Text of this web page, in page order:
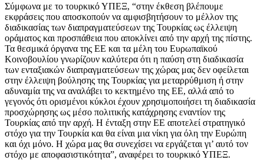
Σύμφωνα με το τουρκικό ΥΠΕΞ, “στην έκθεση βλέπουμε
εκφράσεις που αποσκοπούν να αμφισβητήσουν το μέλλον της
διαδικασίας των διαπραγματεύσεων της Τουρκίας ως έλλειψη
οράματος και προσπάθεια που αποκλίνει από την αρχή της πίστης.
Τα θεσμικά όργανα της ΕΕ και τα μέλη του Ευρωπαϊκού
Κοινοβουλίου γνωρίζουν καλύτερα ότι η παύση στη διαδικασία
των ενταξιακών διαπραγματεύσεων της χώρας μας δεν οφείλεται
στην έλλειψη βούλησης της Τουρκίας για μεταρρύθμιση ή στην
αδυναμία της να αναλάβει το κεκτημένο της ΕΕ, αλλά από το
γεγονός ότι ορισμένοι κύκλοι έχουν χρησιμοποιήσει τη διαδικασία
προσχώρησης ως μέσο πολιτικής κατάχρησης εναντίον της
Τουρκίας από την αρχή. Η ένταξη στην ΕΕ αποτελεί στρατηγικό
στόχο για την Τουρκία και θα είναι μια νίκη για όλη την Ευρώπη
και όχι μόνο. Η χώρα μας θα συνεχίσει να εργάζεται γι’ αυτό τον
στόχο με αποφασιστικότητα”, αναφέρει το τουρκικό ΥΠΕΞ.